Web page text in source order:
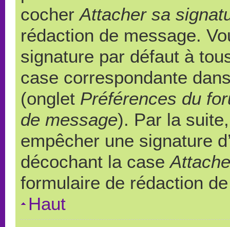
cocherAttacher sa
rédaction de message.
signature par défaut à
case correspondante
(onglet Préférences du
de message). Par la
empêcher une signature
décochant la case
formulaire de rédaction
Haut